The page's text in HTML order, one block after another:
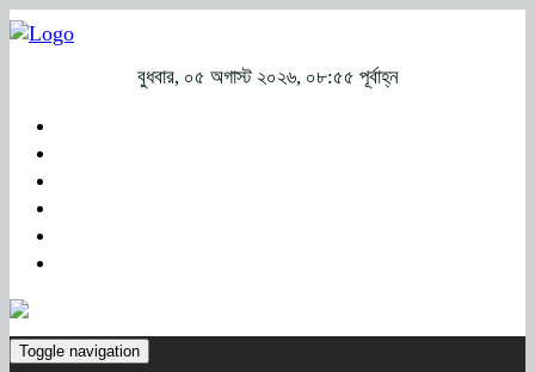
বুধবার, ০৫ অগাস্ট ২০২৬, ০৮:৫৫ পূর্বাহ্ন
Toggle navigation